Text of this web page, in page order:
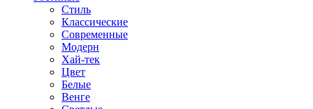
Стиль
Классические
Современные
Модерн
Хай-тек
Цвет
Белые
Венге